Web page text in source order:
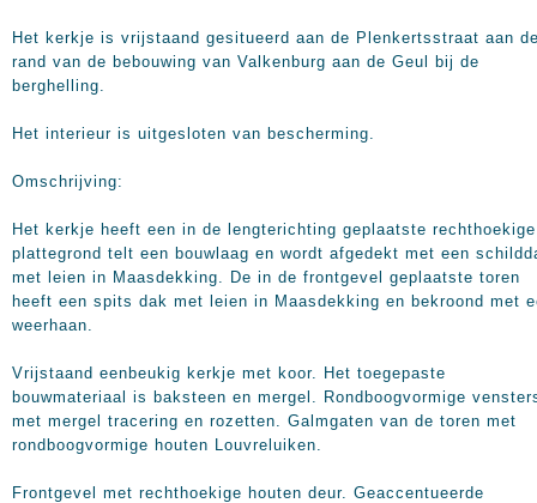
Het kerkje is vrijstaand gesitueerd aan de Plenkertsstraat aan
rand van de bebouwing van Valkenburg aan de Geul bij de
berghelling.
Het interieur is uitgesloten van bescherming.
Omschrijving:
Het kerkje heeft een in de lengterichting geplaatste rechthoekige
plattegrond telt een bouwlaag en wordt afgedekt met een
met leien in Maasdekking. De in de frontgevel geplaatste toren
heeft een spits dak met leien in Maasdekking en bekroond met
weerhaan.
Vrijstaand eenbeukig kerkje met koor. Het toegepaste
bouwmateriaal is baksteen en mergel. Rondboogvormige
met mergel tracering en rozetten. Galmgaten van de toren met
rondboogvormige houten Louvreluiken.
Frontgevel met rechthoekige houten deur. Geaccentueerde